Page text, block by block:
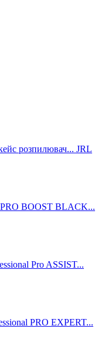
розпилювач... JRL
BOOST BLACK...
Pro ASSIST...
PRO EXPERT...